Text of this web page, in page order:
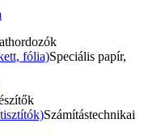
fólia)Speciális papír,
Számítástechnikai